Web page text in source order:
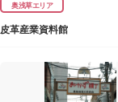
奥浅草エリア
皮革産業資料館